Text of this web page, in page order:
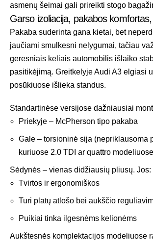
asmenų šeimai gali prireikti stogo
Garso izoliacija, pakabos
Pakaba suderinta gana kietai, bet
jaučiami smulkesni nelygumai, tačiau
geresniais keliais automobilis išlaiko
pasitikėjimą. Greitkelyje Audi A3 elgiasi
posūkiuose išlieka standus.
Standartinėse versijose dažniausiai
Priekyje – McPherson tipo pakaba
Gale – torsioninė sija (nepriklausoma
kuriuose 2.0 TDI ar quattro
Sėdynės – vienas didžiausių pliusų. Jos:
Tvirtos ir ergonomiškos
Turi platų atlošo bei aukščio
Puikiai tinka ilgesnėms kelionėms
Aukštesnės komplektacijos modeliuose